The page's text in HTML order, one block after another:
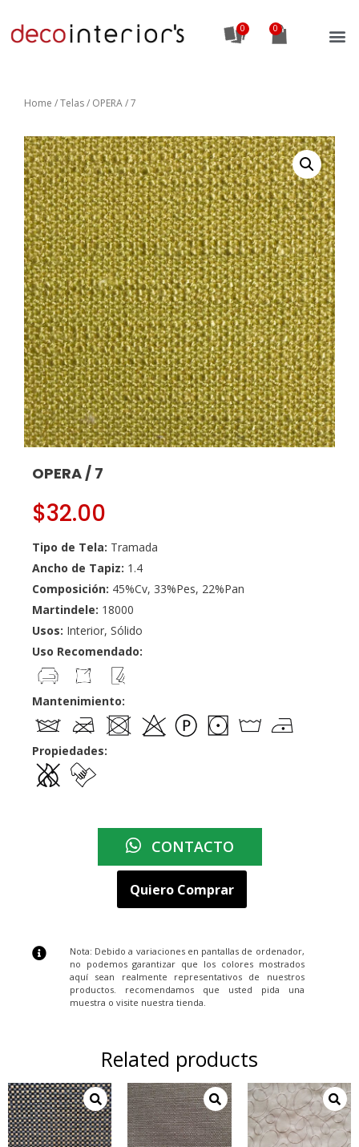
0
Home /Telas/ OPERA / 7
OPERA / 7
$32.00
Tipo de Tela: Tramada
Ancho de Tapiz: 1.4
Composición: 45%Cv, 33%Pes, 22%Pan
Martindele: 18000
Usos: Interior, Sólido
Uso Recomendado:
Mantenimiento:
Propiedades:
CONTACTO
Quiero Comprar
Nota: Debido a variaciones en pantallas de ordenador,
no podemos garantizar que los colores mostrados
aquí sean realmente representativos de nuestros
productos. recomendamos que usted pida una
muestra o visite nuestra tienda.
Related products